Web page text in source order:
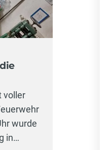
voller
wurde
in…